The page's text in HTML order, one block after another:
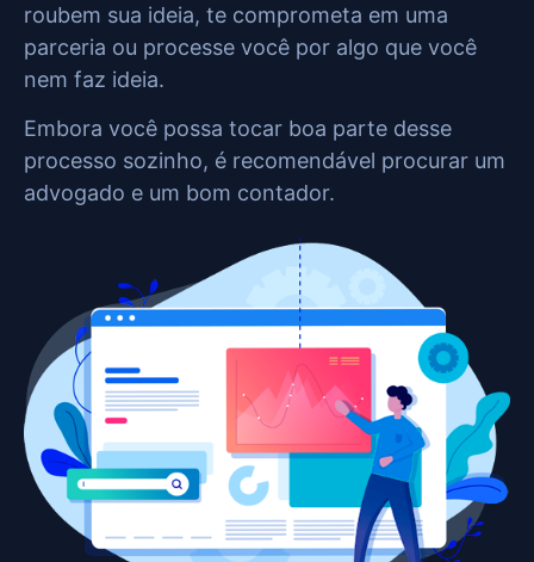
roubem sua ideia, te comprometa em uma
parceria ou processe você por algo que você
nem faz ideia.
Embora você possa tocar boa parte desse
processo sozinho, é recomendável procurar um
advogado e um bom contador.